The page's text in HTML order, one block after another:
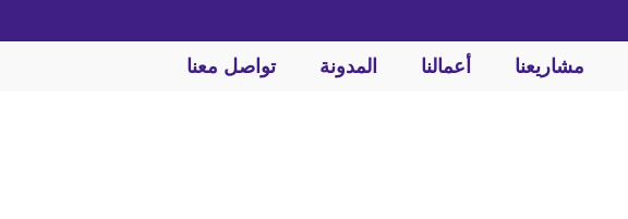
مشاريعنا أعمالنا المدونة تواصل معنا